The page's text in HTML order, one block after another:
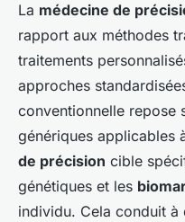
La médecine de
rapport aux méthodes
traitements
approches
conventionnelle repose
génériques applicables
de précision cible
génétiques et les
individu. Cela conduit à